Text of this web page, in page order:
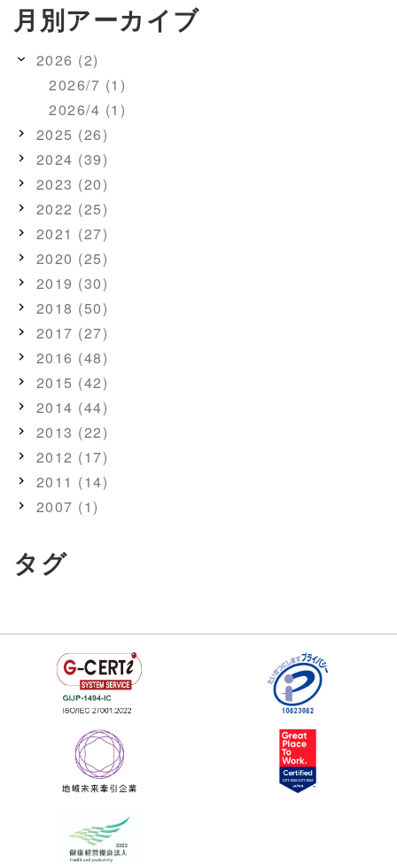
月別アーカイブ
2026 (2)
2026/7 (1)
2026/4 (1)
2025 (26)
2024 (39)
2023 (20)
2022 (25)
2021 (27)
2020 (25)
2019 (30)
2018 (50)
2017 (27)
2016 (48)
2015 (42)
2014 (44)
2013 (22)
2012 (17)
2011 (14)
2007 (1)
タグ